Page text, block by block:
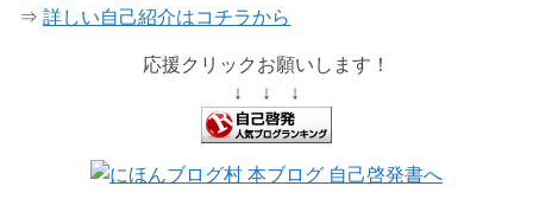
⇒詳しい自己紹介はコチラから
応援クリックお願いします！
↓ ↓ ↓